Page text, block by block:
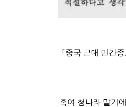
『중국 근대 민간
혹여 청나라 말기